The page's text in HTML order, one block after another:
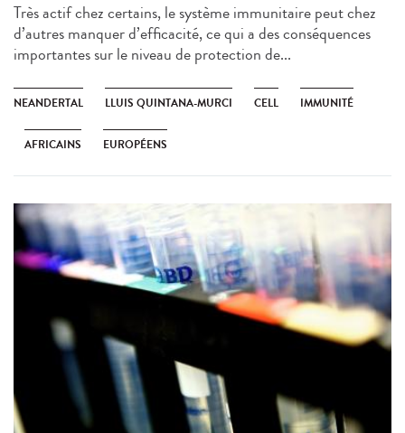
Très actif chez certains, le système immunitaire peut chez
d’autres manquer d’efficacité, ce qui a des conséquences
importantes sur le niveau de protection de...
NEANDERTAL LLUIS QUINTANA-MURCI CELL IMMUNITÉ
AFRICAINS EUROPÉENS